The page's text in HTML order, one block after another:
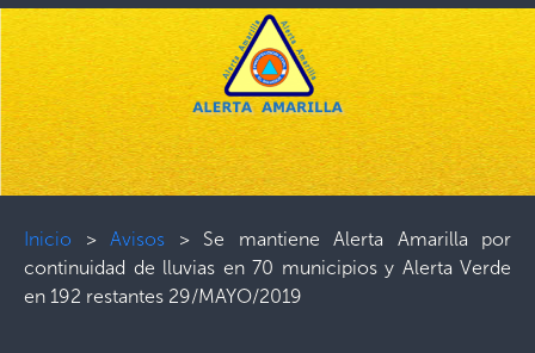
Inicio > Avisos > Se mantiene Alerta Amarilla por
continuidad de lluvias en 70 municipios y Alerta Verde
en 192 restantes 29/MAYO/2019